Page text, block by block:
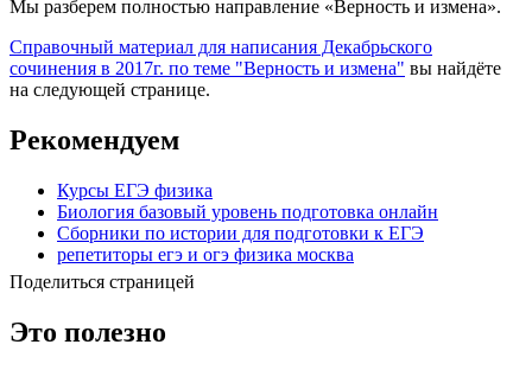
Мы разберем полностью направление «Верность и измена».
Справочный материал для написания Декабрьского
сочинения в 2017г. по теме "Верность и измена" вы найдёте
на следующей странице.
Рекомендуем
Курсы ЕГЭ физика
Биология базовый уровень подготовка онлайн
Сборники по истории для подготовки к ЕГЭ
репетиторы егэ и огэ физика москва
Поделиться страницей
Это полезно